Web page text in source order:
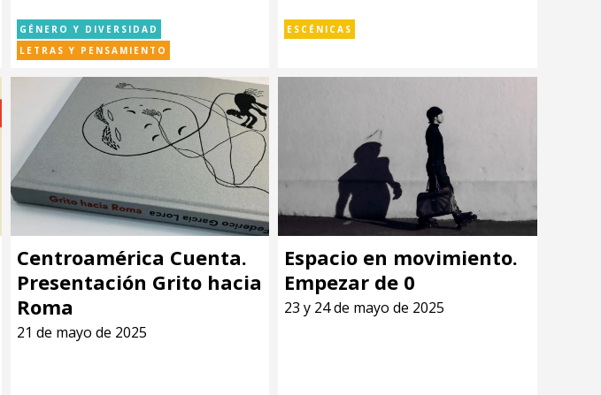
GÉNERO Y DIVERSIDAD
LETRAS Y PENSAMIENTO
ESCÉNICAS
Centroamérica Cuenta.
Presentación Grito hacia
Roma
21 de mayo de 2025
Espacio en movimiento.
Empezar de 0
23 y 24 de mayo de 2025